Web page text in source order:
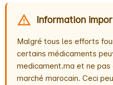
Information
Malgré tous les efforts
certains médicaments
medicament.ma et ne
marché marocain. Ceci